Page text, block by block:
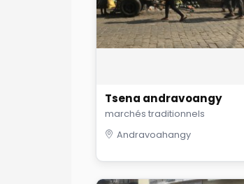
Tsena andravoangy
marchés traditionnels
Andravoahangy